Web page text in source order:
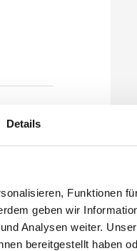
Details
Funktionen
geben wir
Analysen weiter.
bereitgestellt haben